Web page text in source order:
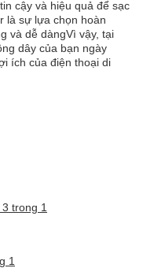
cậy và hiệu quả để sạc
là sự lựa chọn hoàn
và dễ dàngVì vậy, tại
dây của bạn ngày
ích của điện thoại di
trong 1
1